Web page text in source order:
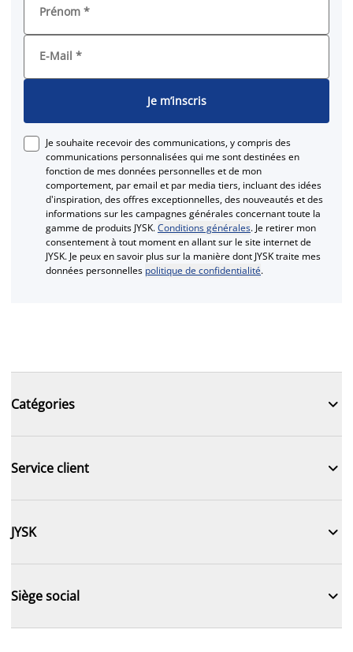
Prénom *
E-Mail *
Je m’inscris
Je souhaite recevoir des communications, y compris des
communications personnalisées qui me sont destinées en
fonction de mes données personnelles et de mon
comportement, par email et par media tiers, incluant des idées
d'inspiration, des offres exceptionnelles, des nouveautés et des
informations sur les campagnes générales concernant toute la
gamme de produits JYSK.Conditions générales. Je retirer mon
consentement à tout moment en allant sur le site internet de
JYSK. Je peux en savoir plus sur la manière dont JYSK traite mes
données personnelles politique de confidentialité.
Catégories 
Service client 
JYSK 
Siège social 